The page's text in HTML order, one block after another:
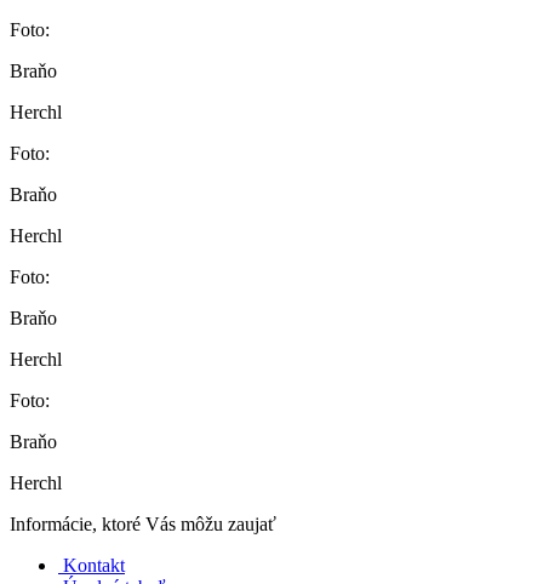
Foto:
Braňo
Herchl
Foto:
Braňo
Herchl
Foto:
Braňo
Herchl
Foto:
Braňo
Herchl
Informácie, ktoré Vás môžu zaujať
Kontakt